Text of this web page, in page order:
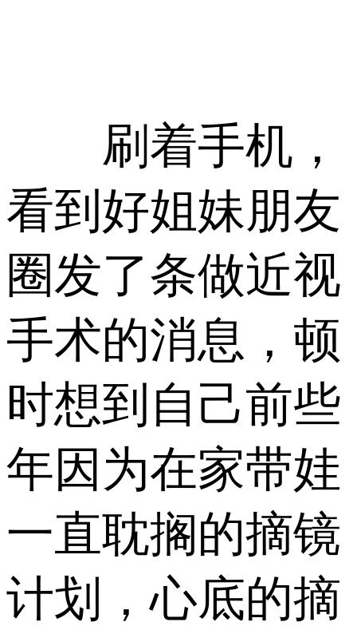
刷着手机，
看到好姐妹朋友
圈发了条做近视
手术的消息，顿
时想到自己前些
年因为在家带娃
一直耽搁的摘镜
计划，心底的摘